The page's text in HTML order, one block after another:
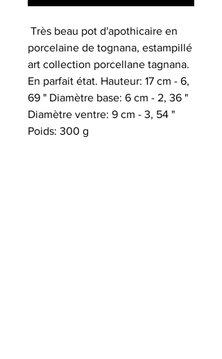
Très beau pot d'apothicaire en
porcelaine de tognana, estampillé
art collection porcellane tagnana.
En parfait état. Hauteur: 17 cm - 6,
69 " Diamètre base: 6 cm - 2, 36 "
Diamètre ventre: 9 cm - 3, 54 "
Poids: 300 g